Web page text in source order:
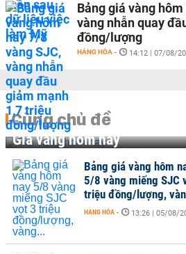
Bảng giá vàng
vàng nhẫn quay
đồng/lượng
HÀNG HÓA - 14:12 | 07/08/
Cùng chủ đề
Giá vàng hôm nay
Bảng giá vàng hôm
5/8 vàng miếng SJC
triệu đồng/lượng,
HÀNG HÓA - 13:26 | 05/08/